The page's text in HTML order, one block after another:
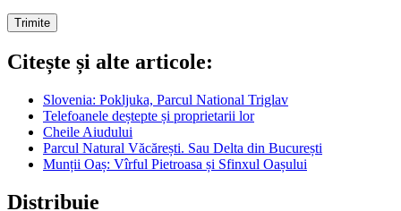
Citește și alte articole:
Slovenia: Pokljuka, Parcul National Triglav
Telefoanele deștepte și proprietarii lor
Cheile Aiudului
Parcul Natural Văcărești. Sau Delta din București
Munții Oaș: Vîrful Pietroasa și Sfinxul Oașului
Distribuie